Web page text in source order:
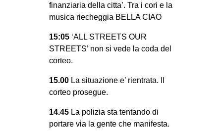
finanziaria della citta’. Tra i cori e la
musica riecheggia BELLA CIAO
15:05 ‘ALL STREETS OUR
STREETS’ non si vede la coda del
corteo.
15.00 La situazione e’ rientrata. Il
corteo prosegue.
14.45 La polizia sta tentando di
portare via la gente che manifesta.